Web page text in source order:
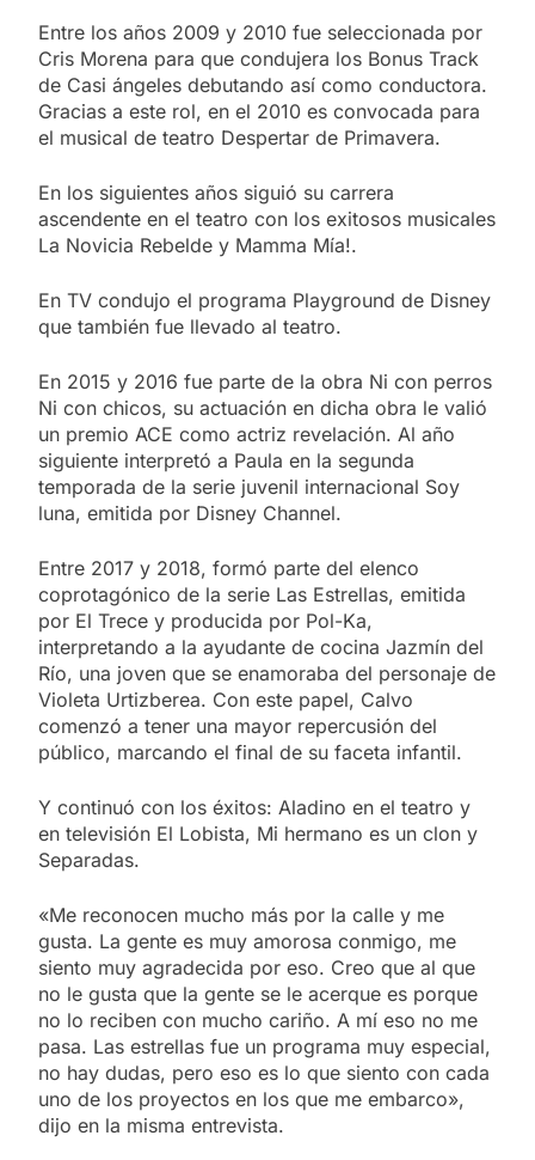
Entre los años 2009 y 2010 fue seleccionada por
Cris Morena para que condujera los Bonus Track
de Casi ángeles debutando así como conductora.
Gracias a este rol, en el 2010 es convocada para
el musical de teatro Despertar de Primavera.
En los siguientes años siguió su carrera
ascendente en el teatro con los exitosos musicales
La Novicia Rebelde y Mamma Mía!.
En TV condujo el programa Playground de Disney
que también fue llevado al teatro.
En 2015 y 2016 fue parte de la obra Ni con perros
Ni con chicos, su actuación en dicha obra le valió
un premio ACE como actriz revelación. Al año
siguiente interpretó a Paula en la segunda
temporada de la serie juvenil internacional Soy
luna, emitida por Disney Channel.
Entre 2017 y 2018, formó parte del elenco
coprotagónico de la serie Las Estrellas, emitida
por El Trece y producida por Pol-Ka,
interpretando a la ayudante de cocina Jazmín del
Río, una joven que se enamoraba del personaje de
Violeta Urtizberea. Con este papel, Calvo
comenzó a tener una mayor repercusión del
público, marcando el final de su faceta infantil.
Y continuó con los éxitos: Aladino en el teatro y
en televisión El Lobista, Mi hermano es un clon y
Separadas.
«Me reconocen mucho más por la calle y me
gusta. La gente es muy amorosa conmigo, me
siento muy agradecida por eso. Creo que al que
no le gusta que la gente se le acerque es porque
no lo reciben con mucho cariño. A mí eso no me
pasa. Las estrellas fue un programa muy especial,
no hay dudas, pero eso es lo que siento con cada
uno de los proyectos en los que me embarco»,
dijo en la misma entrevista.